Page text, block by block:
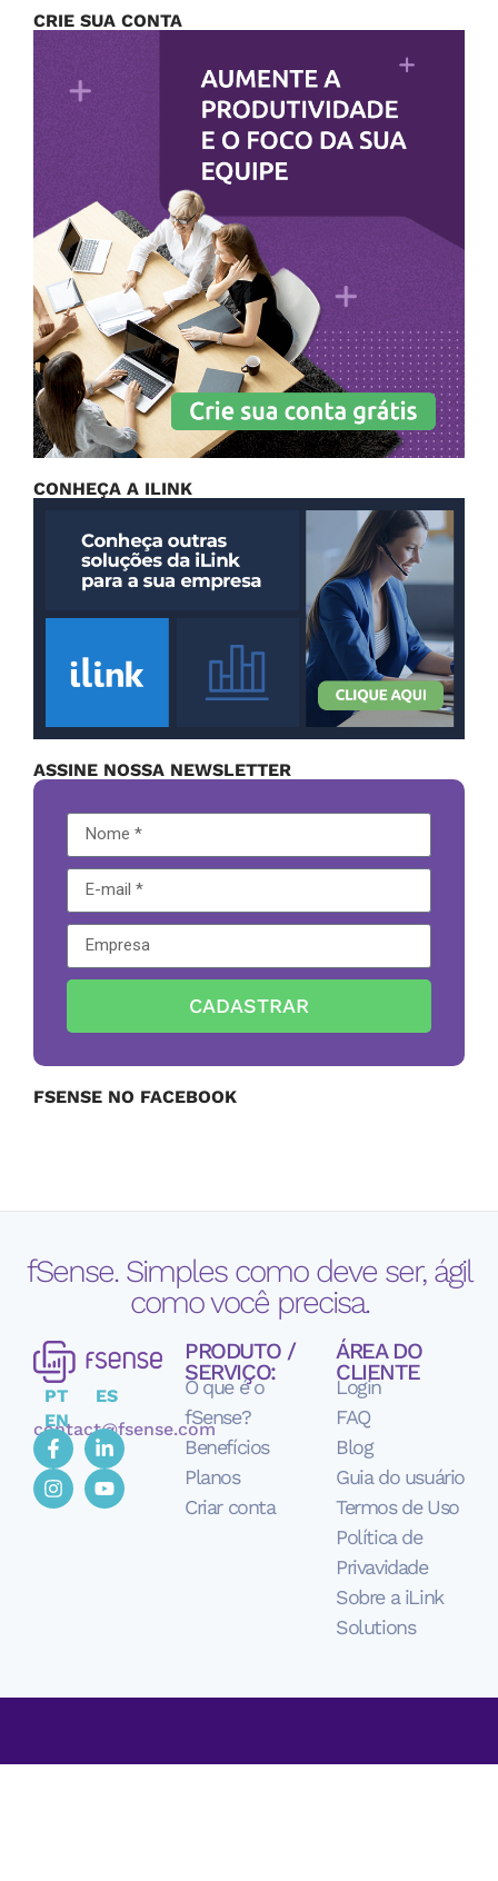
CRIE SUA CONTA
CONHEÇA A ILINK
ASSINE NOSSA NEWSLETTER
CADASTRAR
FSENSE NO FACEBOOK
fSense. Simples como deve ser, ágil
como você precisa.
PT
ES
EN
contact@fsense.com
PRODUTO /
SERVIÇO:
O que é o
fSense?
Benefícios
Planos
Criar conta
ÁREA DO
CLIENTE
Login
FAQ
Blog
Guia do usuário
Termos de Uso
Política de
Privavidade
Sobre a iLink
Solutions